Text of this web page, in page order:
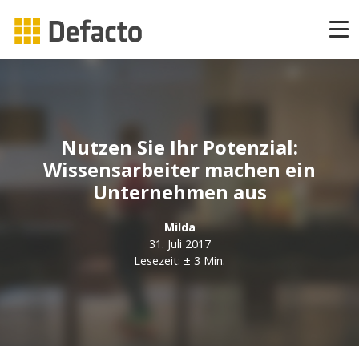
Produkte
CAPP Compliance
CAPP Compliance API
CAPP Quizzes
CAPP Agile Learning
Nutzen Sie Ihr Potenzial:
Wissensarbeiter machen ein
Unternehmen aus
Milda
31. Juli 2017
Lesezeit: ± 3 Min.